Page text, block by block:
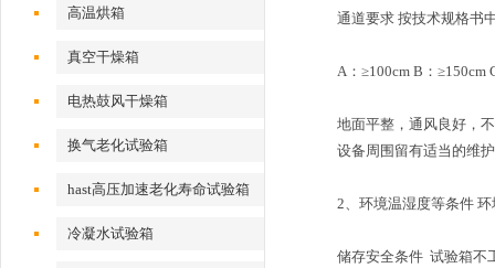
高温烘箱
真空干燥箱
电热鼓风干燥箱
换气老化试验箱
hast高压加速老化寿命试验箱
冷凝水试验箱
通道要求 按技术规格书
A：≥100cm B：≥150cm
地面平整，通风良好，
设备周围留有适当的维
2、环境温湿度等条件
储存安全条件 试验箱不